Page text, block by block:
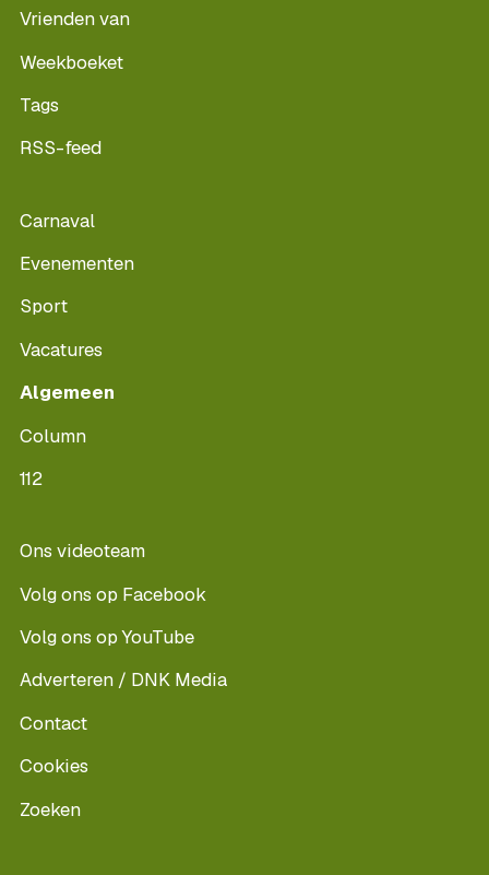
Vrienden van
Weekboeket
Tags
RSS-feed
Carnaval
Evenementen
Sport
Vacatures
Algemeen
Column
112
Ons videoteam
Volg ons op Facebook
Volg ons op YouTube
Adverteren / DNK Media
Contact
Cookies
Zoeken